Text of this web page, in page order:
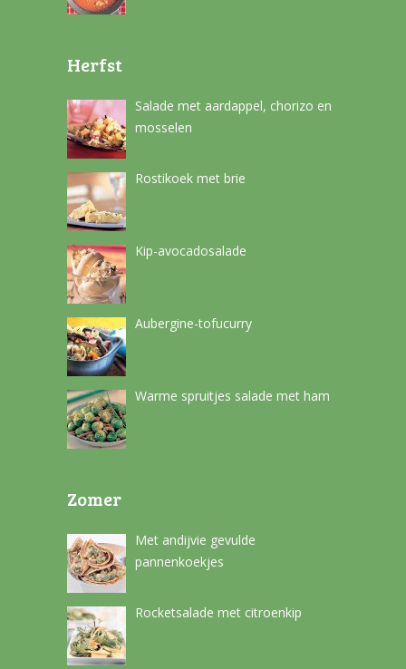
Herfst
Salade met aardappel, chorizo en
mosselen
Rostikoek met brie
Kip-avocadosalade
Aubergine-tofucurry
Warme spruitjes salade met ham
Zomer
Met andijvie gevulde
pannenkoekjes
Rocketsalade met citroenkip